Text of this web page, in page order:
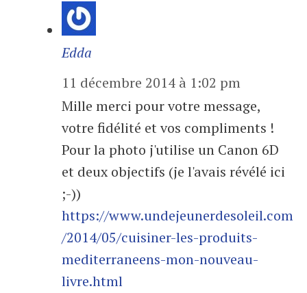
Edda
11 décembre 2014 à 1:02 pm
Mille merci pour votre message,
votre fidélité et vos compliments !
Pour la photo j'utilise un Canon 6D
et deux objectifs (je l'avais révélé ici
;-))
https://www.undejeunerdesoleil.com
/2014/05/cuisiner-les-produits-
mediterraneens-mon-nouveau-
livre.html